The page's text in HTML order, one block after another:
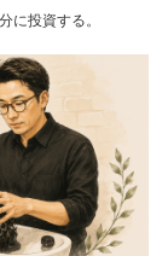
に投資する。